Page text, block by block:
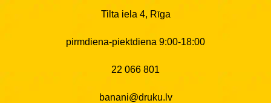
Tilta iela 4, Rīga
pirmdiena-piektdiena 9:00-18:00
22 066 801
banani@druku.lv